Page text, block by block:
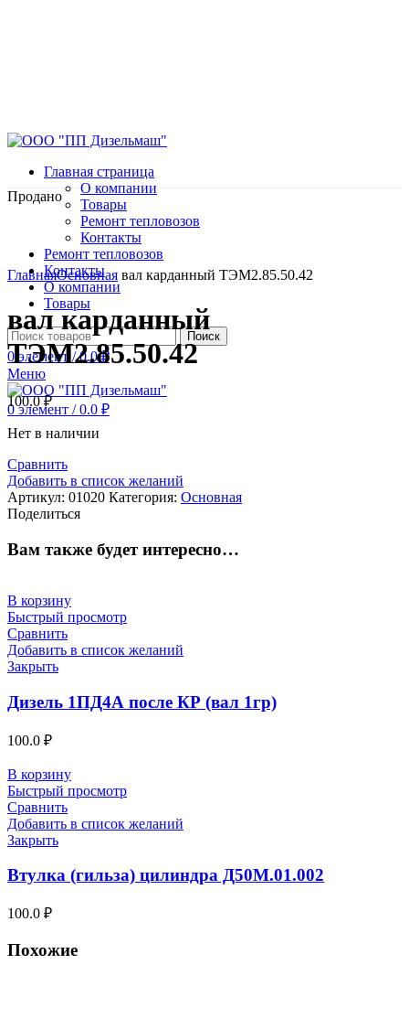
Главная страница
О компании
Товары
Ремонт тепловозов
Контакты
Ремонт тепловозов
Контакты
О компании
Товары
Поиск
0 элемент / 0.0₽
Меню
0элемент / 0.0 ₽
Продано
Нажмите, чтобы увеличить
ГлавнаяОсновная вал карданный ТЭМ2.85.50.42
вал карданный
ТЭМ2.85.50.42
100.0₽
Нет в наличии
Сравнить
Добавить в список желаний
Артикул: 01020 Категория: Основная
Поделиться
Вам также будет интересно…
В корзину
Быстрый просмотр
Сравнить
Добавить в список желаний
Закрыть
Дизель 1ПД4А после КР (вал 1гр)
100.0 ₽
В корзину
Быстрый просмотр
Сравнить
Добавить в список желаний
Закрыть
Втулка (гильза) цилиндра Д50М.01.002
100.0 ₽
Похожие